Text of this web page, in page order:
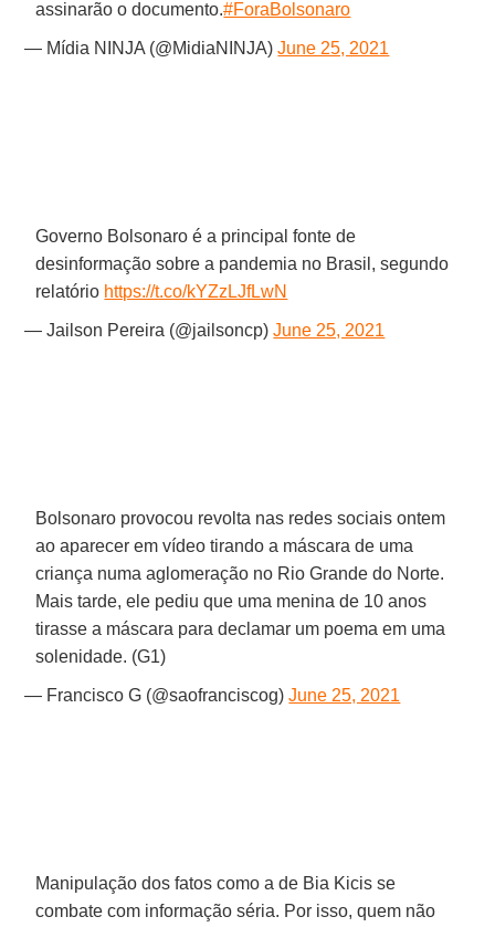
assinarão o documento.#ForaBolsonaro
— Mídia NINJA (@MidiaNINJA)June 25, 2021
Governo Bolsonaro é a principal fonte de
desinformação sobre a pandemia no Brasil, segundo
relatório https://t.co/kYZzLJfLwN
— Jailson Pereira (@jailsoncp)June 25, 2021
Bolsonaro provocou revolta nas redes sociais ontem
ao aparecer em vídeo tirando a máscara de uma
criança numa aglomeração no Rio Grande do Norte.
Mais tarde, ele pediu que uma menina de 10 anos
tirasse a máscara para declamar um poema em uma
solenidade. (G1)
— Francisco G (@saofranciscog)June 25, 2021
Manipulação dos fatos como a de Bia Kicis se
combate com informação séria. Por isso, quem não